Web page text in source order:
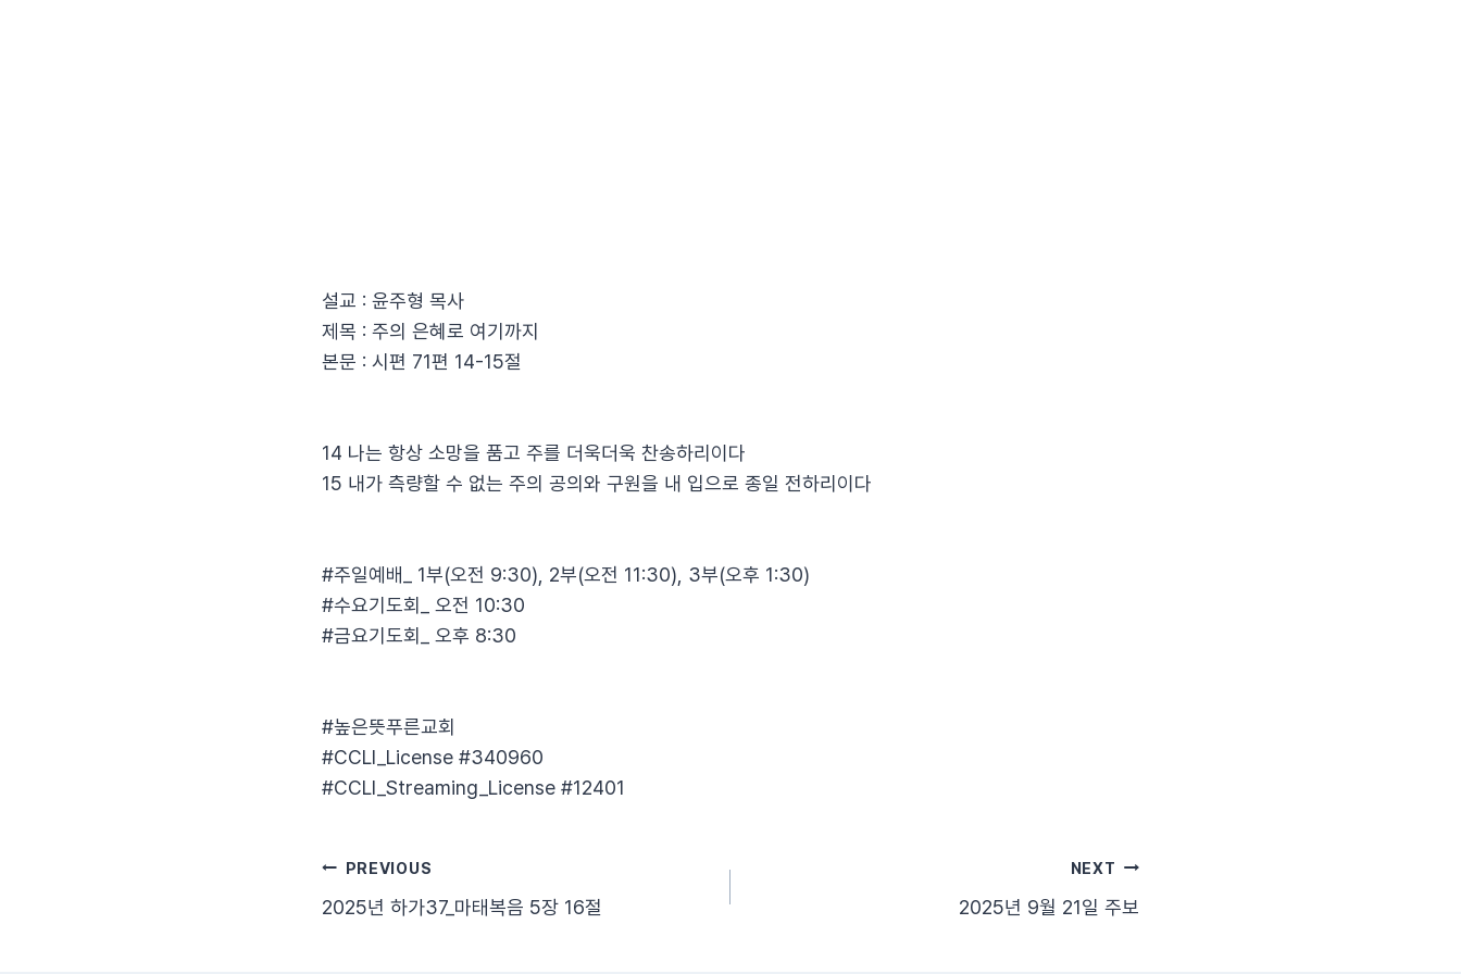
설교 : 윤주형 목사
제목 : 주의 은혜로 여기까지
본문 : 시편 71편 14-15절
14 나는 항상 소망을 품고 주를 더욱더욱 찬송하리이다
15 내가 측량할 수 없는 주의 공의와 구원을 내 입으로 종일 전하리이다
#주일예배_ 1부(오전 9:30), 2부(오전 11:30), 3부(오후 1:30)
#수요기도회_ 오전 10:30
#금요기도회_ 오후 8:30
#높은뜻푸른교회​
#CCLI_License​ #340960​
#CCLI_Streaming_License​ #12401
글PREVIOUS
2025년 하가37_마태복음 5장 16절
NEXT
2025년 9월 21일 주보